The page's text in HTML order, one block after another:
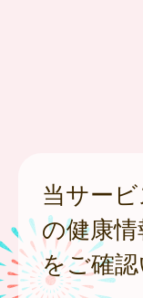
当サー
の健康
をご確認